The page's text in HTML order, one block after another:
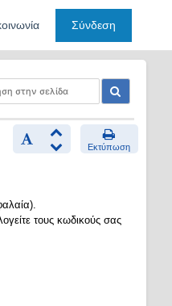
Σύνδεση
Εκτύπωση
τους κωδικούς σας